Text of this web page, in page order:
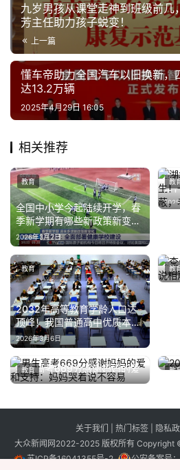
九岁男孩从课堂走神到班级前几
芳主任助力孩子蜕变！
上一篇
懂车帝助力全国汽车以旧换新
达13.2万辆
2025年4月29日 16:05
相关推荐
全国中小学今起陆续开学，春
季新学期有哪些新政策新变
化？
2026年3月2日
教育
湖
生
蔽
教
2032年高等教育学龄人口达
顶峰！我国普通高中优质本科
今年持续扩招
2026年3月6日
教育
查
说
教
男生高考669分感谢妈妈的爱
和支持：妈妈哭着说不容易
2025年6月25日
教育 教
关于我们 热门标签 隐私
大众新闻网2022-2025 版权所有 Copyright
苏ICP备16041355号-2
公安备案号：